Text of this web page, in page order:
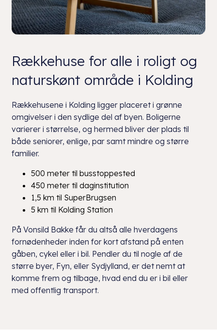
Rækkehuse for alle i roligt og
naturskønt område i Kolding
Rækkehusene i Kolding ligger placeret i grønne
omgivelser i den sydlige del af byen. Boligerne
varierer i størrelse, og hermed bliver der plads til
både seniorer, enlige, par samt mindre og større
familier.
500 meter til busstoppested
450 meter til daginstitution
1,5 km til SuperBrugsen
5 km til Kolding Station
På Vonsild Bakke får du altså alle hverdagens
fornødenheder inden for kort afstand på enten
gåben, cykel eller i bil. Pendler du til nogle af de
større byer, Fyn, eller Sydjylland, er det nemt at
komme frem og tilbage, hvad end du er i bil eller
med offentlig transport.